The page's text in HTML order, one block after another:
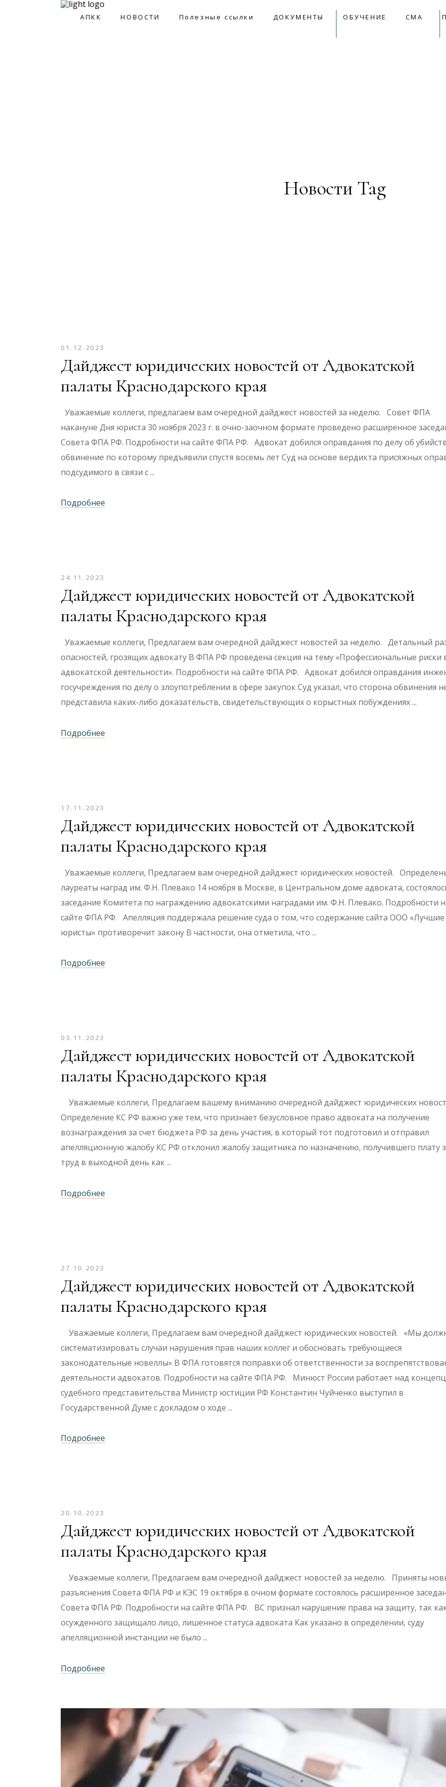
09:00 - 18:00 mail@apkk.ru
АПКК НОВОСТИ Полезные ссылки ДОКУМЕНТЫ ОБУЧЕНИЕ СМА
Новости Tag
01.12.2023
Дайджест юридических новостей от Адвокатской
палаты Краснодарского края
Уважаемые коллеги, предлагаем вам очередной дайджест новостей за неделю. Совет ФПА
накануне Дня юриста 30 ноября 2023 г. в очно-заочном формате проведено расширенное
Совета ФПА РФ. Подробности на сайте ФПА РФ. Адвокат добился оправдания по делу об
обвинение по которому предъявили спустя восемь лет Суд на основе вердикта присяжных
подсудимого в связи с
Подробнее
24.11.2023
Дайджест юридических новостей от Адвокатской
палаты Краснодарского края
Уважаемые коллеги, Предлагаем вам очередной дайджест новостей за неделю. Детальный
опасностей, грозящих адвокату В ФПА РФ проведена секция на тему «Профессиональные риски
адвокатской деятельности». Подробности на сайте ФПА РФ. Адвокат добился оправдания
госучреждения по делу о злоупотреблении в сфере закупок Суд указал, что сторона обвинения
представила каких-либо доказательств, свидетельствующих о корыстных побуждениях
Подробнее
17.11.2023
Дайджест юридических новостей от Адвокатской
палаты Краснодарского края
Уважаемые коллеги, Предлагаем вам очередной дайджест юридических новостей.
лауреаты наград им. Ф.Н. Плевако 14 ноября в Москве, в Центральном доме адвоката,
заседание Комитета по награждению адвокатскими наградами им. Ф.Н. Плевако. Подробности
сайте ФПА РФ. Апелляция поддержала решение суда о том, что содержание сайта ООО «Лучшие
юристы» противоречит закону В частности, она отметила, что
Подробнее
03.11.2023
Дайджест юридических новостей от Адвокатской
палаты Краснодарского края
Уважаемые коллеги, Предлагаем вашему вниманию очередной дайджест юридических
Определение КС РФ важно уже тем, что признает безусловное право адвоката на получение
вознаграждения за счет бюджета РФ за день участия, в который тот подготовил и отправил
апелляционную жалобу КС РФ отклонил жалобу защитника по назначению, получившего плату
труд в выходной день как
Подробнее
27.10.2023
Дайджест юридических новостей от Адвокатской
палаты Краснодарского края
Уважаемые коллеги, Предлагаем вам очередной дайджест юридических новостей. «Мы
систематизировать случаи нарушения прав наших коллег и обосновать требующиеся
законодательные новеллы» В ФПА готовятся поправки об ответственности за
деятельности адвокатов. Подробности на сайте ФПА РФ. Минюст России работает над
судебного представительства Министр юстиции РФ Константин Чуйченко выступил в
Государственной Думе с докладом о ходе
Подробнее
20.10.2023
Дайджест юридических новостей от Адвокатской
палаты Краснодарского края
Уважаемые коллеги, Предлагаем вам очередной дайджест новостей за неделю. Приняты
разъяснения Совета ФПА РФ и КЭС 19 октября в очном формате состоялось расширенное
Совета ФПА РФ. Подробности на сайте ФПА РФ. ВС признал нарушение права на защиту, так
осужденного защищало лицо, лишенное статуса адвоката Как указано в определении, суду
апелляционной инстанции не было
Подробнее